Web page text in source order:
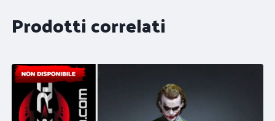
Prodotti correlati